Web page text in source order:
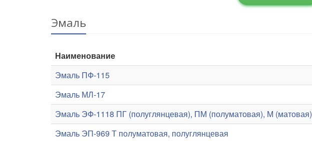
Эмаль
Наименование
Эмаль ПФ-115
Эмаль МЛ-17
Эмаль ЭФ-1118 ПГ (полуглянцевая), ПМ (полуматовая), М (матовая)
Эмаль ЭП-969 Т полуматовая, полуглянцевая